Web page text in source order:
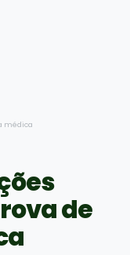
médica
de